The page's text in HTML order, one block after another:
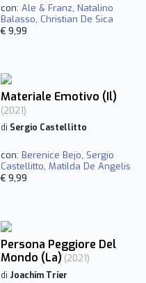
con: Ale & Franz, Natalino
Balasso, Christian De Sica
€ 9,99
Materiale Emotivo (Il)
(2021)
di Sergio Castellitto
con: Berenice Bejo, Sergio
Castellitto, Matilda De Angelis
€ 9,99
Persona Peggiore Del
Mondo (La) (2021)
di Joachim Trier